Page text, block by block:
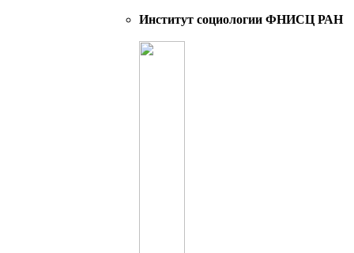
Институт социологии ФНИСЦ РАН